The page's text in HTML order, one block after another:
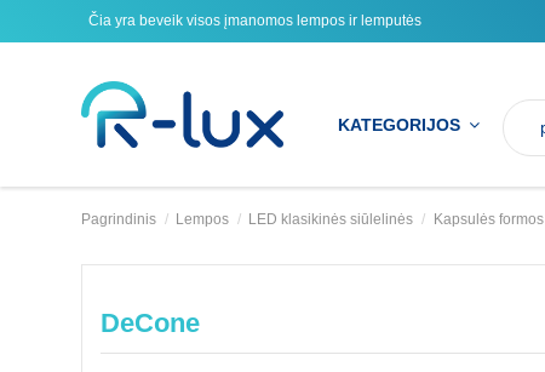
Čia yra beveik visos įmanomos lempos ir lemputės
KATEGORIJOS
Pagrindinis Lempos LED klasikinės siūlelinės Kapsulės formos
DeCone